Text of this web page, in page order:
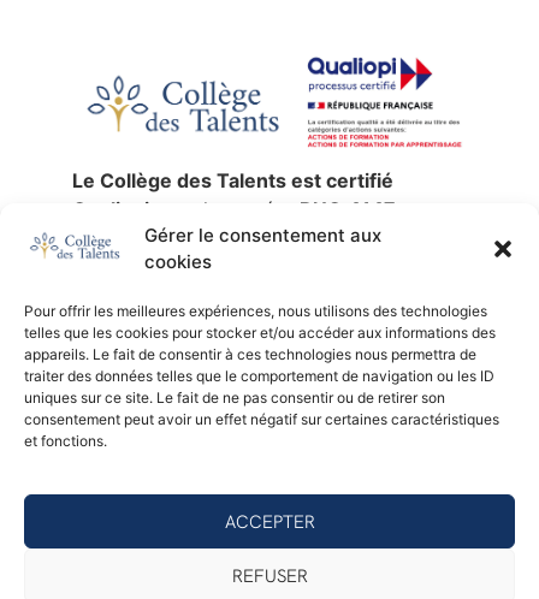
Gérer le consentement aux
cookies
Pour offrir les meilleures expériences, nous utilisons des technologies
telles que les cookies pour stocker et/ou accéder aux informations des
appareils. Le fait de consentir à ces technologies nous permettra de
traiter des données telles que le comportement de navigation ou les ID
uniques sur ce site. Le fait de ne pas consentir ou de retirer son
consentement peut avoir un effet négatif sur certaines caractéristiques
et fonctions.
ACCEPTER
REFUSER
Le Collège des Talents est certifié
Qualiopi sous le numéro RNQ 4147
jusqu’au30 décembre 2027.
La certification qualité a été délivrée au
actions de formation,validation des
acquis de l’expérienceetformation par
apprentissage.
SIREN :753 676 329 —NDA :11 92 24791
92 —
© 2026 - Collège des Talents